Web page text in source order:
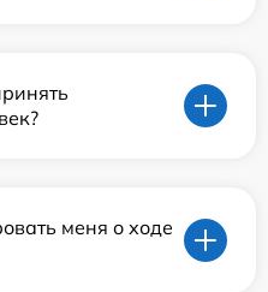
меня о ходе